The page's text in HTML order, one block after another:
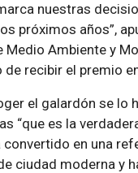
nuestras
próximos años ,
Medio Ambiente y
recibir el premio
el galardón se lo
que es la
convertido en una
ciudad moderna y